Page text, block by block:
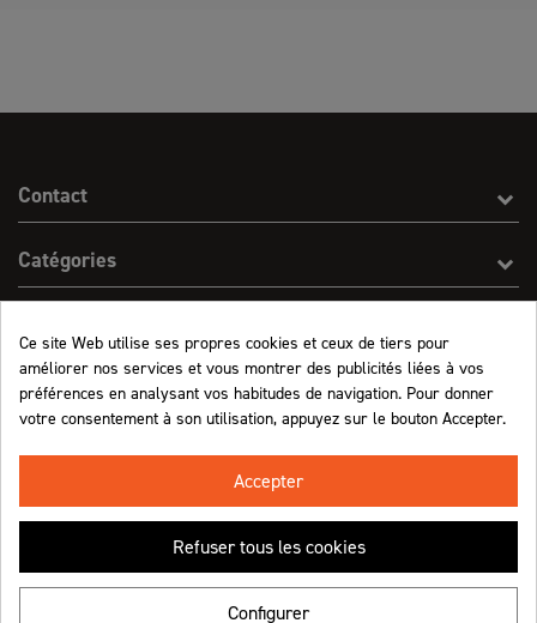
Contact
Catégories
Informations
Retrouvez-nous !
Ce site Web utilise ses propres cookies et ceux de tiers pour
améliorer nos services et vous montrer des publicités liées à vos
préférences en analysant vos habitudes de navigation. Pour donner
votre consentement à son utilisation, appuyez sur le bouton Accepter.
Accepter
Refuser tous les cookies
Configurer